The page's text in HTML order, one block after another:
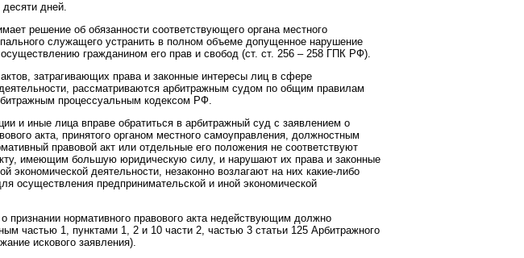
дней.
решение об обязанности соответствующего органа местного
служащего устранить в полном объеме допущенное нарушение
гражданином его прав и свобод (ст. ст. 256 – 258 ГПК РФ).
затрагивающих права и законные интересы лиц в сфере
рассматриваются арбитражным судом по общим правилам
процессуальным кодексом РФ.
и иные лица вправе обратиться в арбитражный суд с заявлением о
акта, принятого органом местного самоуправления, должностным
правовой акт или отдельные его положения не соответствуют
имеющим большую юридическую силу, и нарушают их права и законные
экономической деятельности, незаконно возлагают на них какие-либо
осуществления предпринимательской и иной экономической
признании нормативного правового акта недействующим должно
частью 1, пунктами 1, 2 и 10 части 2, частью 3 статьи 125 Арбитражного
искового заявления).